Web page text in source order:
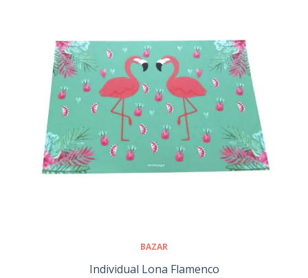
BAZAR
Individual Lona Flamenco